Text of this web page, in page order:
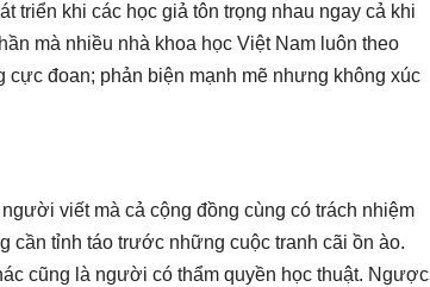
triển khi các học giả tôn trọng nhau ngay cả khi
mà nhiều nhà khoa học Việt Nam luôn theo
cực đoan; phản biện mạnh mẽ nhưng không xúc
viết mà cả cộng đồng cùng có trách nhiệm
cần tỉnh táo trước những cuộc tranh cãi ồn ào.
cũng là người có thẩm quyền học thuật. Ngược